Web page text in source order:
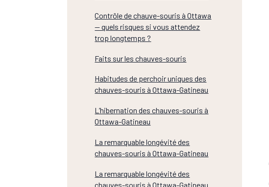
Contrôle de chauve-souris à Ottawa
— quels risques si vous attendez
trop longtemps ?
Faits sur les chauves-souris
Habitudes de perchoir uniques des
chauves-souris à Ottawa-Gatineau
L’hibernation des chauves-souris à
Ottawa-Gatineau
La remarquable longévité des
chauves-souris à Ottawa-Gatineau
La remarquable longévité des
chauves-souris à Ottawa-Gatineau